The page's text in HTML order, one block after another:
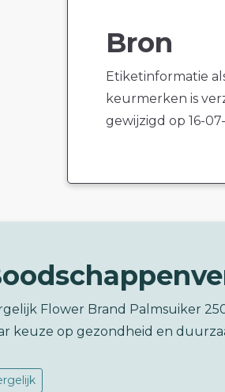
Bron
Etiketinformatie
keurmerken is
gewijzigd op 16-
Flower Brand Palmsuiker
keuze op gezondheid en